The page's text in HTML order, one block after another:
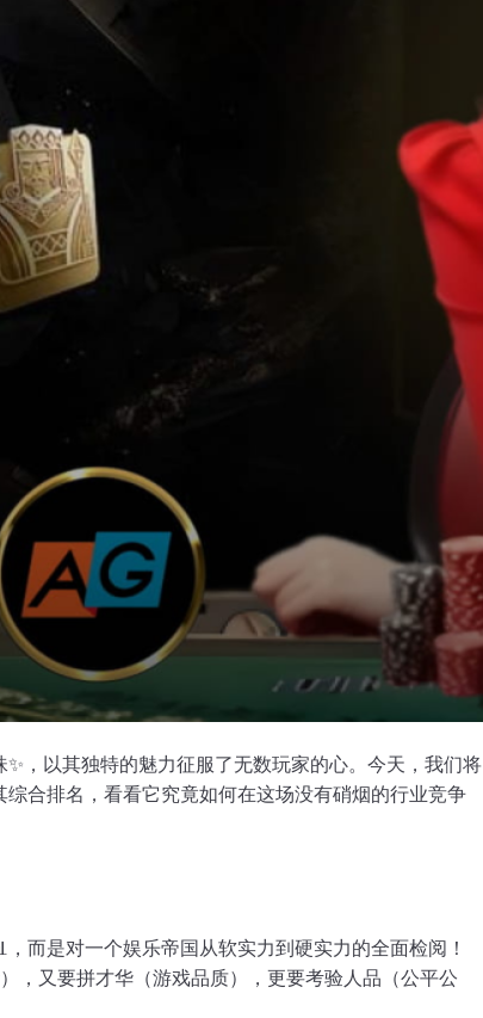
✨，以其独特的魅力征服了无数玩家的心。今天，我们将
综合排名，看看它究竟如何在这场没有硝烟的行业竞争
而是对一个娱乐帝国从软实力到硬实力的全面检阅！
，又要拼才华（游戏品质），更要考验人品（公平公